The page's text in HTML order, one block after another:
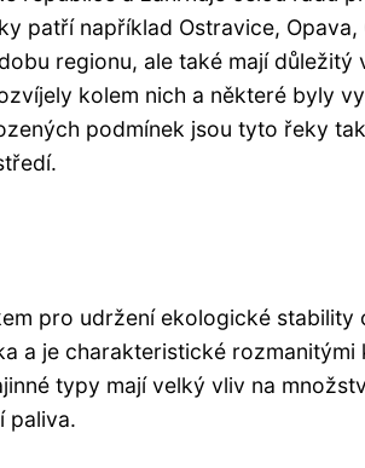
patří například Ostravice, Opava,
regionu, ale také mají důležitý
kolem nich a některé byly
podmínek jsou tyto řeky
pro udržení ekologické stability
a je charakteristické
typy mají velký vliv na
paliva.